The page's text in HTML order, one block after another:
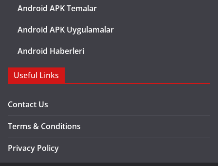
Android APK Temalar
Android APK Uygulamalar
Android Haberleri
Useful Links
Contact Us
Terms & Conditions
Privacy Policy